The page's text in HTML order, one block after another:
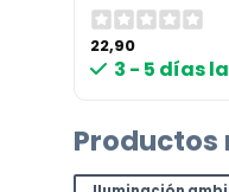
22,90
3 - 5 días